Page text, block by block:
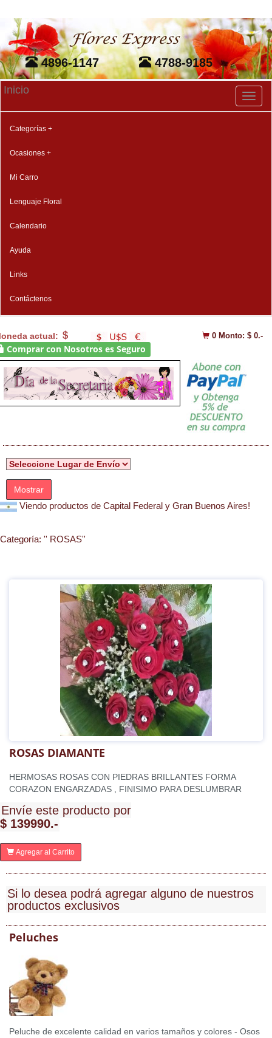
4896-1147 4788-9185
Inicio
Categorías +
Ocasiones +
Mi Carro
Lenguaje Floral
Calendario
Ayuda
Links
Contáctenos
actual: 0 Monto: $ 0.-
Comprar con Nosotros es Seguro
Mostrar
Viendo productos de Capital Federal y Gran Buenos Aires!
Categoría: '' ROSAS''
ROSAS DIAMANTE
HERMOSAS ROSAS CON PIEDRAS BRILLANTES FORMA
CORAZON ENGARZADAS , FINISIMO PARA DESLUMBRAR
Envíe este producto por
$ 139990.-
Agregar al Carrito
Si lo desea podrá agregar alguno de nuestros
productos exclusivos
Peluches
Peluche de excelente calidad en varios tamaños y colores - Osos